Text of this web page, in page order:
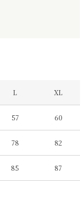
L XL
57 60
78 82
85 87